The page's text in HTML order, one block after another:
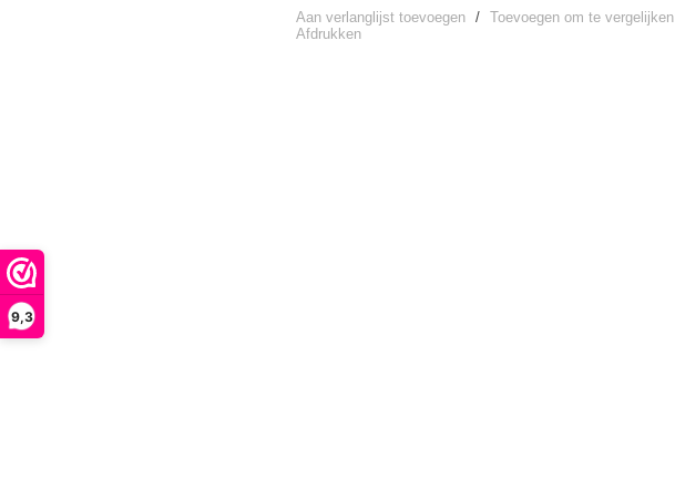
9,3
Aan verlanglijst toevoegen / Toevoegen om te vergelijken
Afdrukken